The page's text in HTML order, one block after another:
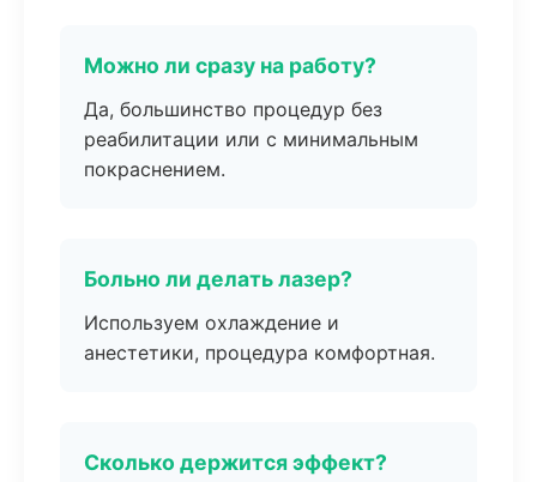
Можно ли сразу на работу?
Да, большинство процедур без
реабилитации или с минимальным
покраснением.
Больно ли делать лазер?
Используем охлаждение и
анестетики, процедура комфортная.
Сколько держится эффект?